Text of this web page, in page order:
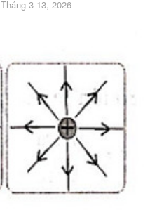
Tháng 3 13, 2026